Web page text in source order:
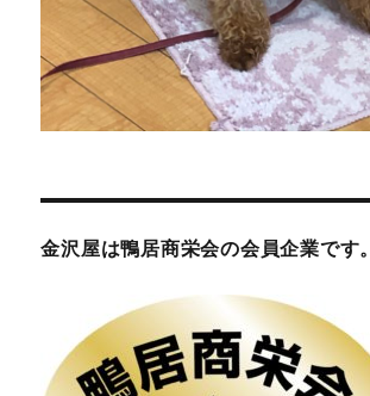
金沢屋は鴨居商栄会の会員企業です。